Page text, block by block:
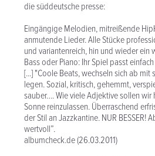
die süddeutsche presse:
Eingängige Melodien, mitreißende
anmutende Lieder. Alle Stücke
und variantenreich, hin und wieder
Bass oder Piano: Ihr Spiel passt
[...] "Coole Beats, wechseln sich ab
legen. Sozial, kritisch, gehemmt,
sauber…. Wie viele Adjektive sollen wir
Sonne reinzulassen. Überraschend
der Stil an Jazzkantine. NUR
wertvoll”.
albumcheck.de (26.03.2011)